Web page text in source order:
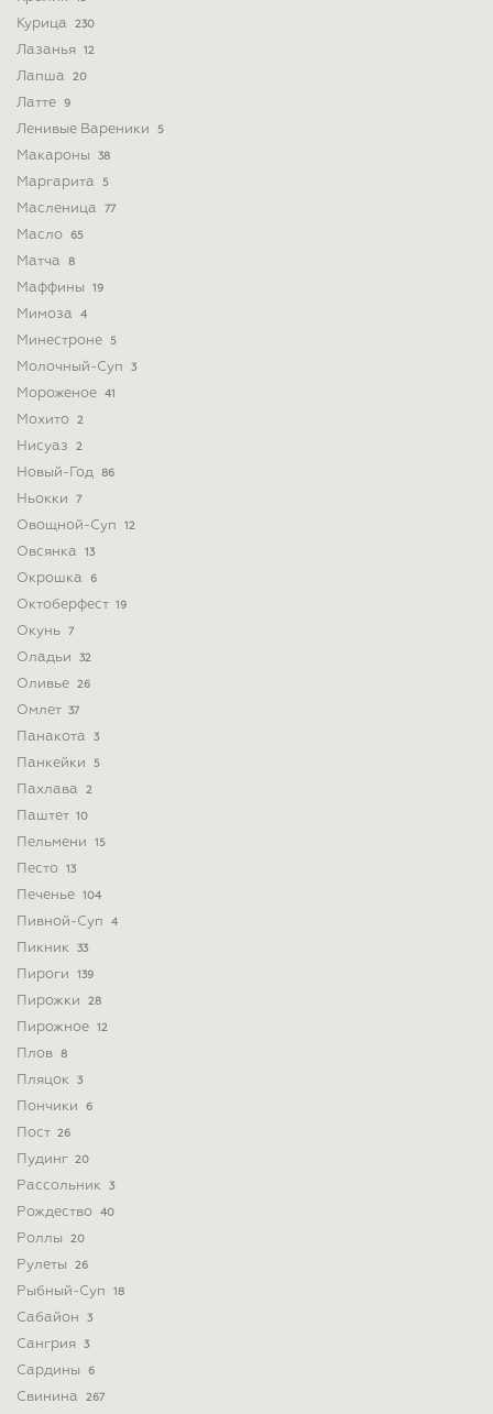
Курица 230
Лазанья 12
Лапша 20
Латте 9
Ленивые Вареники 5
Макароны 38
Маргарита 5
Масленица 77
Масло 65
Матча 8
Маффины 19
Мимоза 4
Минестроне 5
Молочный-Суп 3
Мороженое 41
Мохито 2
Нисуаз 2
Новый-Год 86
Ньокки 7
Овощной-Суп 12
Овсянка 13
Окрошка 6
Октоберфест 19
Окунь 7
Оладьи 32
Оливье 26
Омлет 37
Панакота 3
Панкейки 5
Пахлава 2
Паштет 10
Пельмени 15
Песто 13
Печенье 104
Пивной-Суп 4
Пикник 33
Пироги 139
Пирожки 28
Пирожное 12
Плов 8
Пляцок 3
Пончики 6
Пост 26
Пудинг 20
Рассольник 3
Рождество 40
Роллы 20
Рулеты 26
Рыбный-Суп 18
Сабайон 3
Сангрия 3
Сардины 6
Свинина 267